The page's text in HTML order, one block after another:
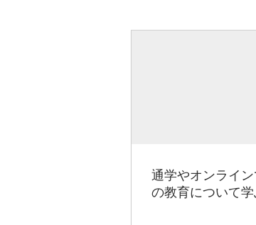
通学やオンライ
の教育について